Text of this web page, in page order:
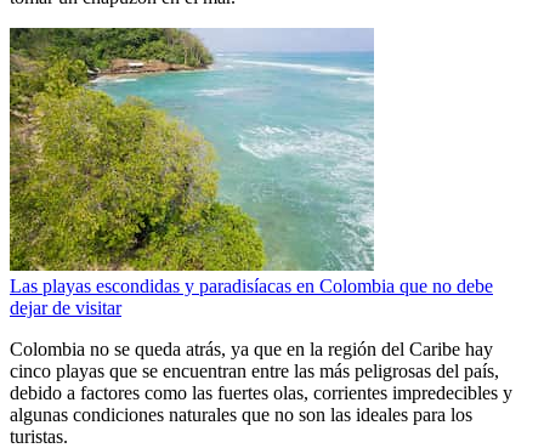
Las playas escondidas y paradisíacas en Colombia que no debe
dejar de visitar
Colombia no se queda atrás, ya que en la región del Caribe hay
cinco playas que se encuentran entre las más peligrosas del país,
debido a factores como las fuertes olas, corrientes impredecibles y
algunas condiciones naturales que no son las ideales para los
turistas.